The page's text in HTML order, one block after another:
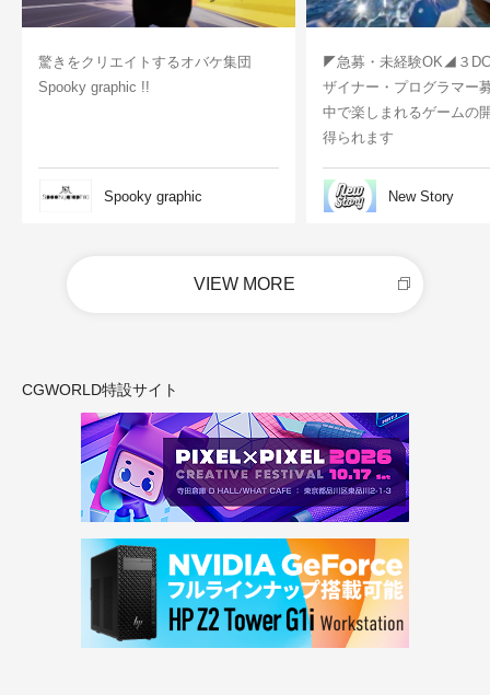
驚きをクリエイトするオバケ集団
Spooky graphic !!
Spooky graphic
◤急募・未経験OK◢３
ザイナー・プログラマー
中で楽しまれるゲームの
得られます
New Story
VIEW MORE
CGWORLD特設サイト